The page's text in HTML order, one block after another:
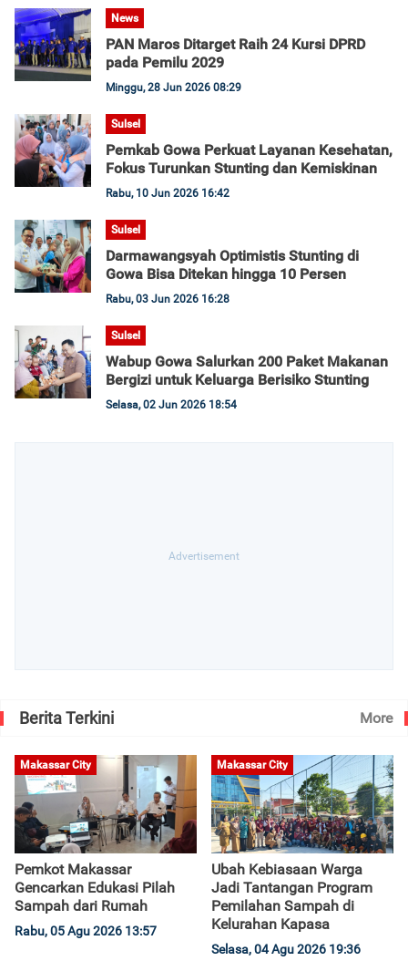
News
PAN Maros Ditarget Raih 24 Kursi DPRD
pada Pemilu 2029
Minggu, 28 Jun 2026 08:29
Sulsel
Pemkab Gowa Perkuat Layanan Kesehatan,
Fokus Turunkan Stunting dan Kemiskinan
Rabu, 10 Jun 2026 16:42
Sulsel
Darmawangsyah Optimistis Stunting di
Gowa Bisa Ditekan hingga 10 Persen
Rabu, 03 Jun 2026 16:28
Sulsel
Wabup Gowa Salurkan 200 Paket Makanan
Bergizi untuk Keluarga Berisiko Stunting
Selasa, 02 Jun 2026 18:54
Berita Terkini More
Makassar City
Pemkot Makassar
Gencarkan Edukasi Pilah
Sampah dari Rumah
Rabu, 05 Agu 2026 13:57
Makassar City
Ubah Kebiasaan Warga
Jadi Tantangan Program
Pemilahan Sampah di
Kelurahan Kapasa
Selasa, 04 Agu 2026 19:36